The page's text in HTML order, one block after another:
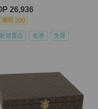
26,936
現折 200
閒置品 香港 免運